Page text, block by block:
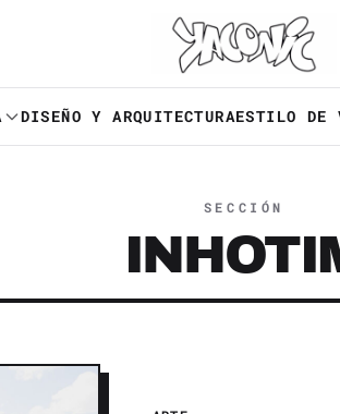
DISEÑO Y ARQUITECTURAESTILO DE
SECCIÓN